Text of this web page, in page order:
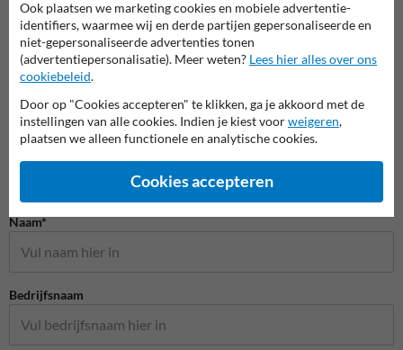
Plaatsing en montage
Plaatsen & monteren
Stel je vraag aan VerkeersspiegelKopen.nl
Naam*
Bedrijfsnaam
Ook plaatsen we marketing cookies en mobiele advertentie-
identifiers, waarmee wij en derde partijen gepersonaliseerde en
niet-gepersonaliseerde advertenties tonen
(advertentiepersonalisatie). Meer weten? Lees hier alles over ons
cookiebeleid.
Door op "Cookies accepteren" te klikken, ga je akkoord met de
instellingen van alle cookies. Indien je kiest voorweigeren,
plaatsen we alleen functionele en analytische cookies.
Cookies accepteren